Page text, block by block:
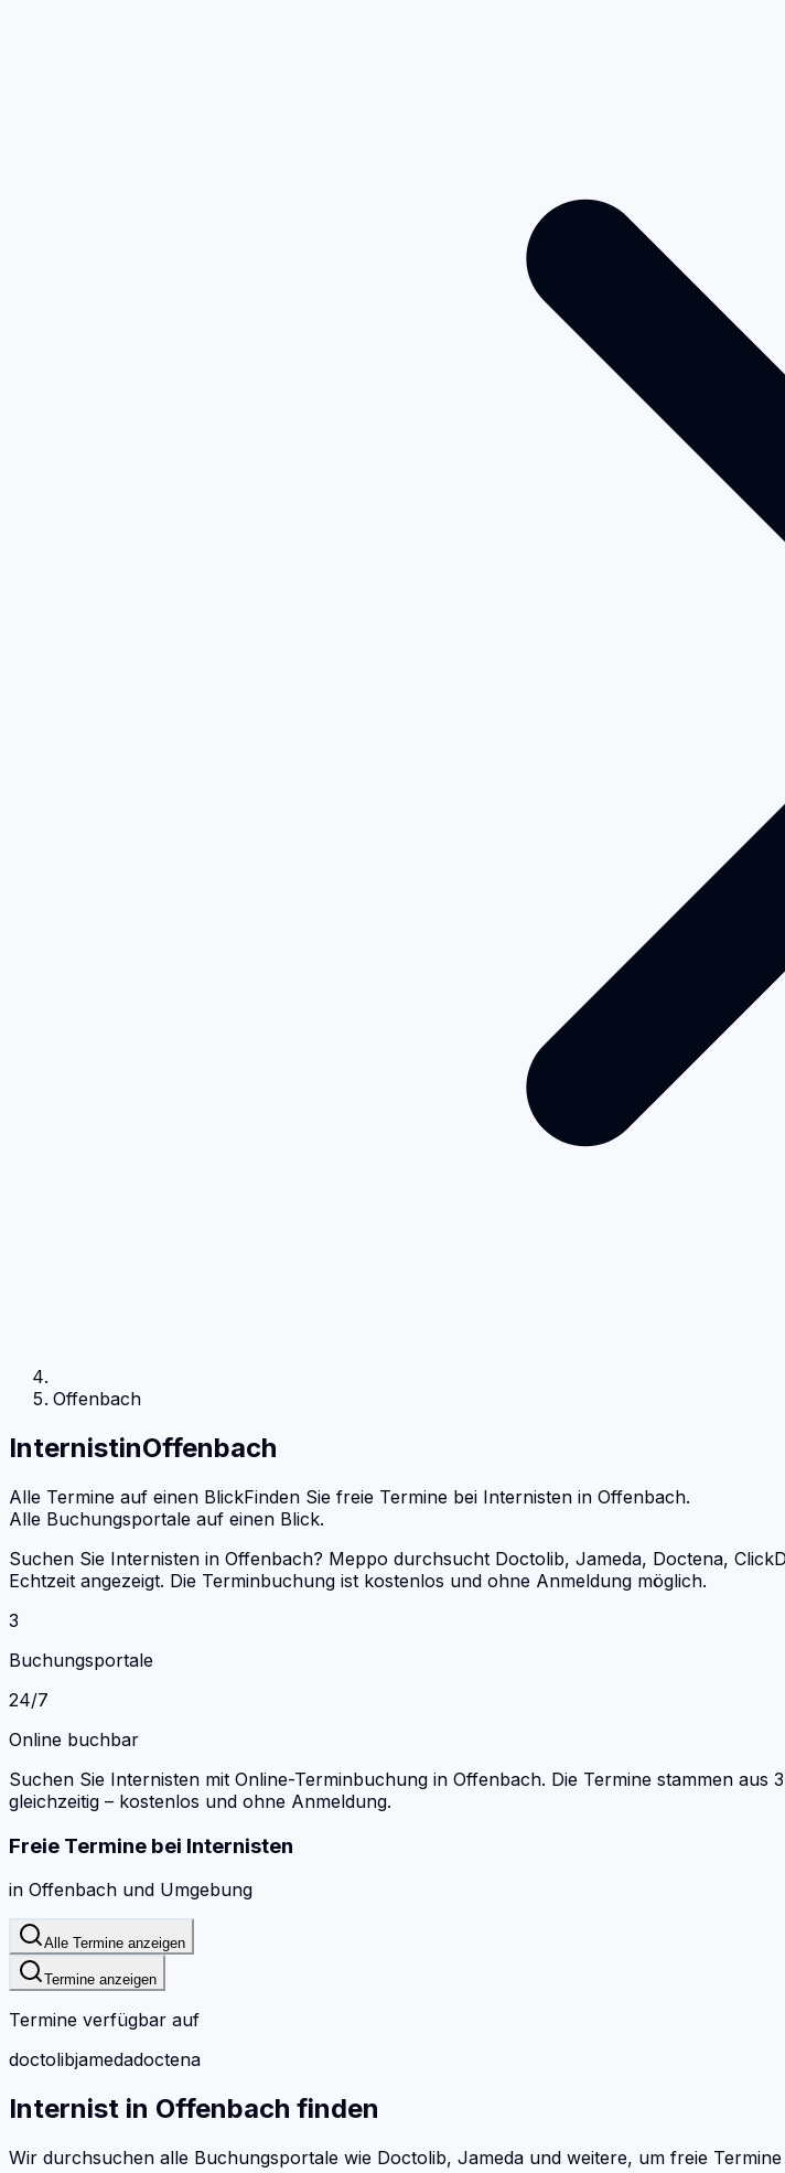
Offenbach
InternistinOffenbach
Alle Termine auf einen BlickFinden Sie freie Termine bei Internisten in Offenbach.
Alle Buchungsportale auf einen Blick.
Suchen Sie Internisten in Offenbach? Meppo durchsucht Doctolib, Jameda, Doctena,
Echtzeit angezeigt. Die Terminbuchung ist kostenlos und ohne Anmeldung möglich.
3
Buchungsportale
24/7
Online buchbar
Suchen Sie Internisten mit Online-Terminbuchung in Offenbach. Die Termine stammen aus
gleichzeitig – kostenlos und ohne Anmeldung.
Freie Termine bei Internisten
in Offenbach und Umgebung
Alle Termine anzeigen
Termine anzeigen
Termine verfügbar auf
doctolibjamedadoctena
Internist in Offenbach finden
Wir durchsuchen alle Buchungsportale wie Doctolib, Jameda und weitere, um freie Termine